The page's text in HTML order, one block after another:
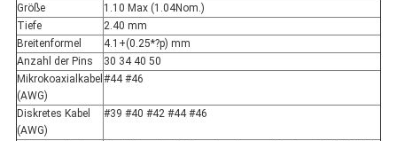
Größe
1.10 Max (1.04Nom.)
Tiefe
2.40 mm
Breitenformel
4.1+(0.25*?p) mm
Anzahl der Pins
30 34 40 50
Mikrokoaxialkabel
(AWG)
#44 #46
Diskretes Kabel
(AWG)
#39 #40 #42 #44 #46